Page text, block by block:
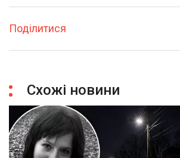
Поділитися
Схожі новини